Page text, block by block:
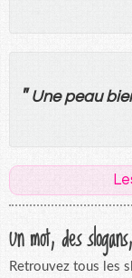
" Une peau
Un mot, des
Retrouvez tous les